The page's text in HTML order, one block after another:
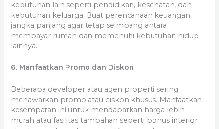
kebutuhan lain seperti pendidikan, kesehatan, dan
kebutuhan keluarga. Buat perencanaan keuangan
jangka panjang agar tetap seimbang antara
membayar rumah dan memenuhi kebutuhan hidup
lainnya.
6. Manfaatkan Promo dan Diskon
Beberapa developer atau agen properti sering
menawarkan promo atau diskon khusus. Manfaatkan
kesempatan ini untuk mendapatkan harga lebih
murah atau fasilitas tambahan seperti bonus interior